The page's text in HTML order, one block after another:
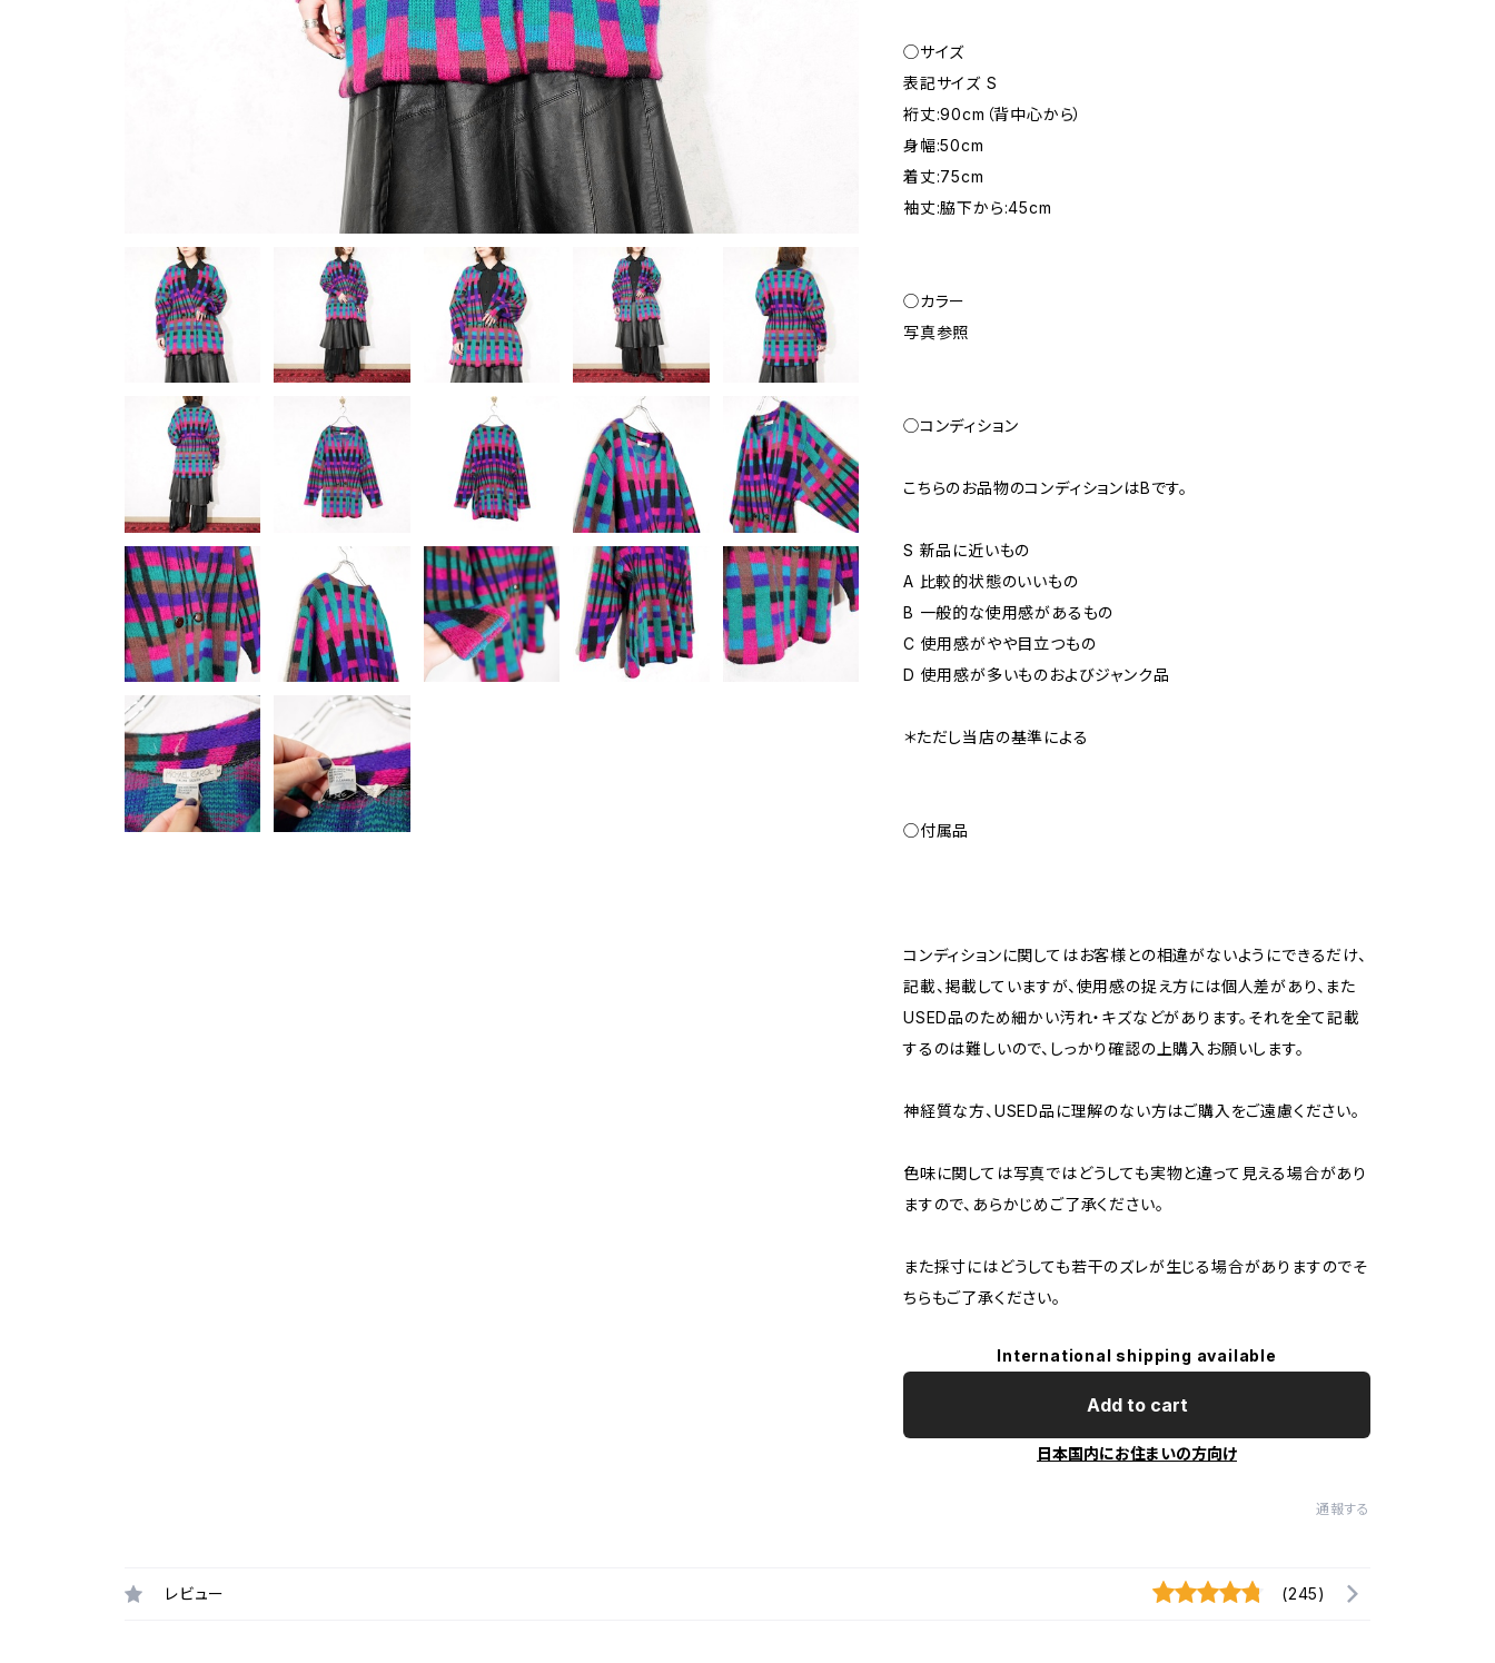
◯サイズ
表記サイズ S
裄丈:90cm（背中心から）
身幅:50cm
着丈:75cm
袖丈:脇下から:45cm
◯カラー
写真参照
◯コンディション
こちらのお品物のコンディションはBです。
S 新品に近いもの
A 比較的状態のいいもの
B 一般的な使用感があるもの
C 使用感がやや目立つもの
D 使用感が多いものおよびジャンク品
＊ただし当店の基準による
◯付属品
コンディションに関してはお客様との相違がないようにできるだけ、
記載、掲載していますが、使用感の捉え方には個人差があり、また
USED品のため細かい汚れ・キズなどがあります。それを全て記載
するのは難しいので、しっかり確認の上購入お願いします。
神経質な方、USED品に理解のない方はご購入をご遠慮ください。
色味に関しては写真ではどうしても実物と違って見える場合があり
ますので、あらかじめご了承ください。
また採寸にはどうしても若干のズレが生じる場合がありますのでそ
ちらもご了承ください。
International shipping available
Add to cart
日本国内にお住まいの方向け
通報する
レビュー (245)